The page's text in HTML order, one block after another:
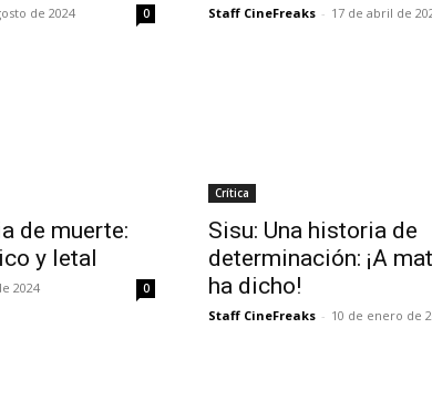
de 2024 0 Staff CineFreaks - 17 de abril de
de muerte:
y letal
2024 0
Crítica
Sisu: Una historia de
determinación: ¡A
ha dicho!
Staff CineFreaks - 10 de enero de